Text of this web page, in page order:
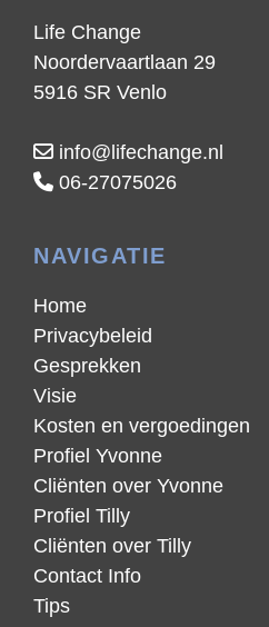
Life Change
Noordervaartlaan 29
5916 SR Venlo
info@lifechange.nl
06-27075026
NAVIGATIE
Home
Privacybeleid
Gesprekken
Visie
Kosten en vergoedingen
Profiel Yvonne
Cliënten over Yvonne
Profiel Tilly
Cliënten over Tilly
Contact Info
Tips